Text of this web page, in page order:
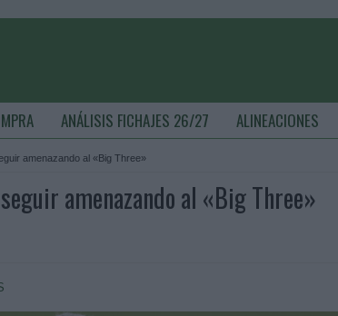
ANÁLISIS FICHAJES 26/27 ALINEACIONES
amenazando al «Big Three»
amenazando al «Big Three»